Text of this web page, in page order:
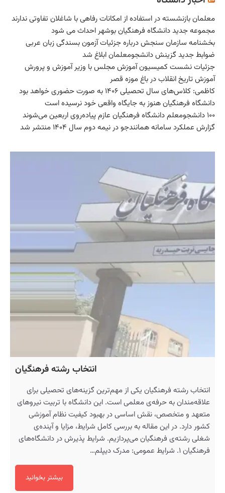
معلمان بازنشسته در استفاده از امکانات رفاهی با شاغلان تفاوتی ندارند
مجموعه جدید دانشگاه فرهنگیان بوشهر احداث می شود
بخشنامه سازمان سنجش درباره جزئیات آزمون بسندگی زبان عربی
ضوابط جدید گزینش دانشجومعلمان ابلاغ شد
جزئیات نشست کمیسیون آموزش مجلس با وزیر آموزش و پرورش
آموزش تاریخ انقلاب در باغ‌ موزه قصر
کاظمی: کلاس‌های سال تحصیلی ۱۴۰۶ به صورت حضوری خواهد بود
دانشگاه فرهنگیان هنوز به جایگاه واقعی خود نرسیده است
۱۰۰ دانشجومعلم دانشگاه فرهنگیان عازم پیاده‌روی اربعین می‌شوند
گزارش عملکرد سامانه همانندجو در نیمه دوم سال ۱۴۰۴ منتشر شد
انتخاب رشته فرهنگیان
انتخاب رشته فرهنگیان یکی از مهم‌ترین گزینه‌های تحصیلی برای
علاقه‌مندان به حرفه‌ی معلمی است. این دانشگاه با تربیت نیروهای
متعهد و متخصص، نقش اساسی در بهبود کیفیت نظام آموزشی
کشور دارد. در این مقاله به بررسی کامل شرایط، مزایا و آینده‌ی
شغلی رشته‌ی فرهنگیان می‌پردازیم. شرایط پذیرش در دانشگاه‌های
فرهنگیان ۱. شرایط عمومی: مدرک دیپلم…
بیشتر بخوانید